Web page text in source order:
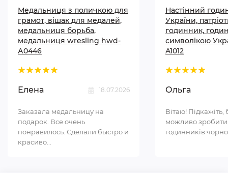
Медальниця з поличкою для
грамот, вішак для медалей,
медальниця борьба,
медальниця wresling hwd-
А0446
Елена 18.07.2026
Заказала медальницу на
подарок. Все очень
понравилось. Сделали быстро и
красиво...
Настінний
України,
годинник,
символікою
A1012
Ольга
Вітаю! Підкажіть,
можливо
годинників